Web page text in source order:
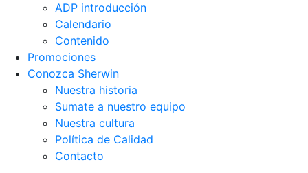
ADP introducción
Calendario
Contenido
Promociones
Conozca Sherwin
Nuestra historia
Sumate a nuestro equipo
Nuestra cultura
Política de Calidad
Contacto